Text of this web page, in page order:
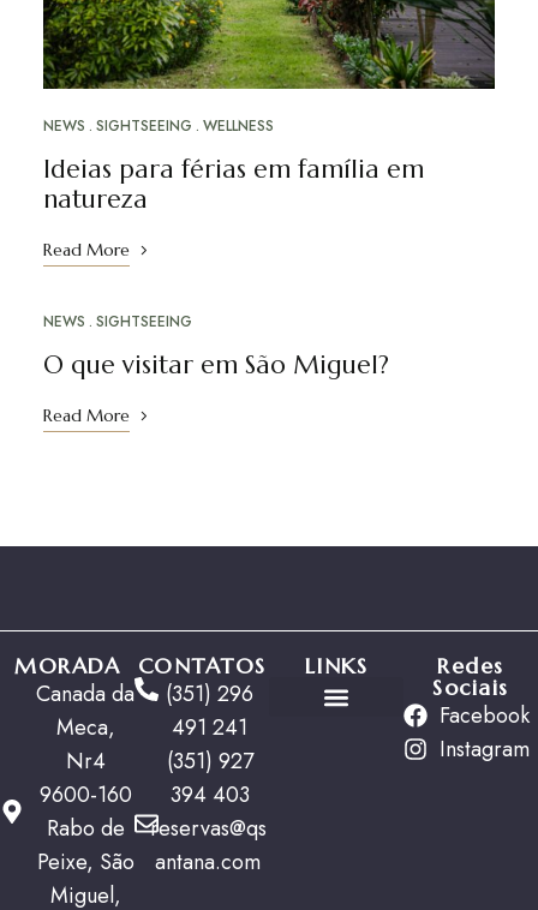
NEWS SIGHTSEEING WELLNESS
Ideias para férias em família em
natureza
Read More
MAI
NEWS SIGHTSEEING
O que visitar em São Miguel?
Read More
MORADA
Canada da
Meca,
Nr4
9600-160
Rabo de
Peixe, São
Miguel,
CONTATOS
(351) 296
491 241
(351) 927
394 403
reservas@qs
antana.com
LINKS Redes
Sociais
Facebook
Instagram